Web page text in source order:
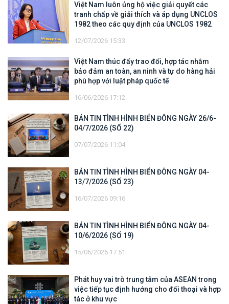
Việt Nam luôn ủng hộ việc giải quyết các
tranh chấp về giải thích và áp dụng UNCLOS
1982 theo các quy định của UNCLOS 1982
12/07/2026 15:33
Việt Nam thúc đẩy trao đổi, hợp tác nhằm
bảo đảm an toàn, an ninh và tự do hàng hải
phù hợp với luật pháp quốc tế
16/06/2026 17:12
BẢN TIN TÌNH HÌNH BIỂN ĐÔNG NGÀY 26/6-
04/7/2026 (SỐ 22)
07/07/2026 11:04
BẢN TIN TÌNH HÌNH BIỂN ĐÔNG NGÀY 04-
13/7/2026 (SỐ 23)
16/07/2026 09:16
BẢN TIN TÌNH HÌNH BIỂN ĐÔNG NGÀY 04-
10/6/2026 (SỐ 19)
15/06/2026 17:51
Phát huy vai trò trung tâm của ASEAN trong
việc tiếp tục định hướng cho đối thoại và hợp
tác ở khu vực